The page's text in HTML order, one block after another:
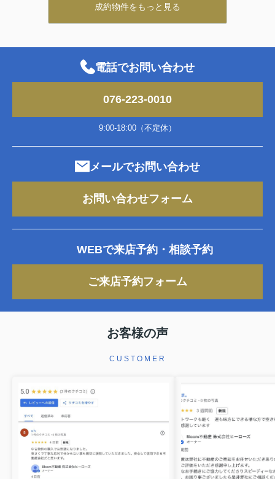
戸の購入検討ポイントを解説...
サーパス玉川町の購入を検討している
ものの、本当に自分たち家族に合うマ
集に時間をかけていませんか。本記事
では、サーパス玉川町の基本的な特徴
から、販売中住戸を選ぶ際のチェ...
成約物件をもっと見る
電話でお問い合わせ
076-223-0010
9:00-18:00（不定休）
メールでお問い合わせ
お問い合わせフォーム
WEBで来店予約・相談予約
ご来店予約フォーム
お客様の声
CUSTOMER